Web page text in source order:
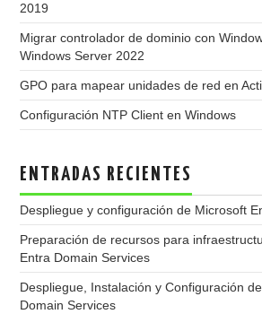
2019
Migrar controlador de dominio con
Windows Server 2022
GPO para mapear unidades de red en
Configuración NTP Client en Windows
ENTRADAS RECIENTES
Despliegue y configuración de Microsoft
Preparación de recursos para
Entra Domain Services
Despliegue, Instalación y Configuración
Domain Services